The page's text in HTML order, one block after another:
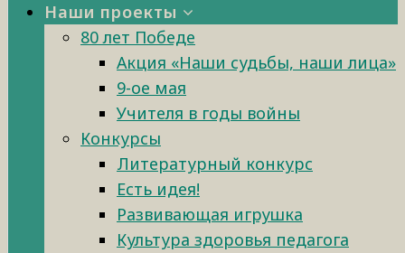
Наши проекты
80 лет Победе
Акция «Наши судьбы, наши лица»
9-ое мая
Учителя в годы войны
Конкурсы
Литературный конкурс
Есть идея!
Развивающая игрушка
Культура здоровья педагога